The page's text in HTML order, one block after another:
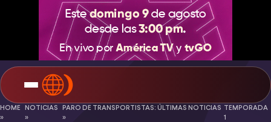
Paro
HOME
»
NOTICIAS
»
PARO DE TRANSPORTISTAS: ÚLTIMAS NOTICIAS
»
TEMPORADA
1